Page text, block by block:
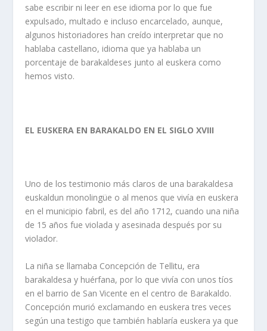
sabe escribir ni leer en ese idioma por lo que fue
expulsado, multado e incluso encarcelado, aunque,
algunos historiadores han creído interpretar que no
hablaba castellano, idioma que ya hablaba un
porcentaje de barakaldeses junto al euskera como
hemos visto.
EL EUSKERA EN BARAKALDO EN EL SIGLO XVIII
Uno de los testimonio más claros de una barakaldesa
euskaldun monolingüe o al menos que vivía en euskera
en el municipio fabril, es del año 1712, cuando una niña
de 15 años fue violada y asesinada después por su
violador.
La niña se llamaba Concepción de Tellitu, era
barakaldesa y huérfana, por lo que vivía con unos tíos
en el barrio de San Vicente en el centro de Barakaldo.
Concepción murió exclamando en euskera tres veces
según una testigo que también hablaría euskera ya que